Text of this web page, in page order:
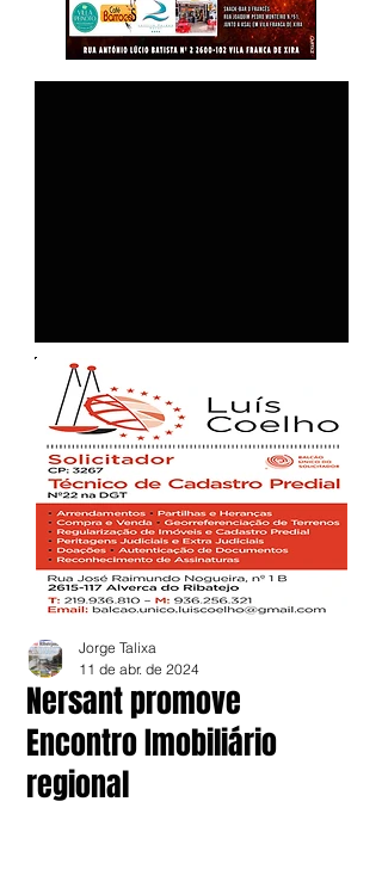
Nersant promove
Encontro Imobiliário
regional
Jorge Talixa
11 de abr. de 2024